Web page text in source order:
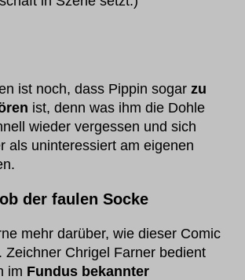
ist noch, dass Pippin sogarzu
ist, denn was ihm die Dohle
wieder vergessen und sich
als uninteressiert am eigenen
der faulen Socke
mehr darüber, wie dieser Comic
Zeichner Chrigel Farner bedient
im Fundus bekannter